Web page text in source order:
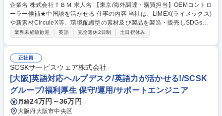
企業名 株式会社ＴＢＭ 求人名 【東京/海外調達・購買担当】OEMコントロ
ーラー候補★中国語を活かせる 仕事の内容 当社は、LIMEX(ライメックス)
や新素材CirculeX等、環境配慮型の素材及び製品を製造・販売しSDGsに
貢献するユニコーン企業です。そんな当社にて《海外調達・購買担当》を
ーンの最適化を担います。 【具体的には】■調達・購買戦略の策定 ■委託
先選定および管理 ■各種契約締結・価格交渉 ■原価見積もり作成・低減活
動 ■担当商品のQCD最適化 ■輸出入含む国内外輸送の手配・最適物流の構
築など 募集職種 【東京/海外調達・購買担当】OEMコントローラー候補★
中国語を活かせる
業界未経験歓迎 英語 完全週休2日制 土日祝休み
正社員
SCSKサービスウェア株式会社
[大阪]英語対応ヘルプデスク/英語力が活かせる!/SCSK
グループ/福利厚生 保守/運用/サポートエンジニア
月給24万円～36万円
大阪府大阪市中央区